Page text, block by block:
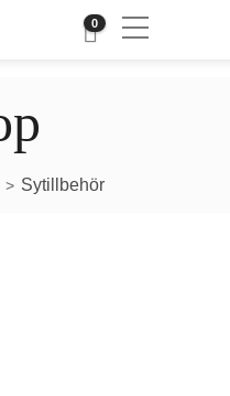
0
> Sytillbehör